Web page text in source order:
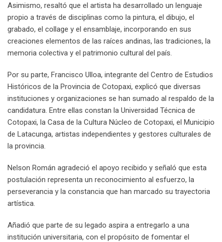
Asimismo, resaltó que el artista ha desarrollado un lenguaje
propio a través de disciplinas como la pintura, el dibujo, el
grabado, el collage y el ensamblaje, incorporando en sus
creaciones elementos de las raíces andinas, las tradiciones, la
memoria colectiva y el patrimonio cultural del país.
Por su parte, Francisco Ulloa, integrante del Centro de Estudios
Históricos de la Provincia de Cotopaxi, explicó que diversas
instituciones y organizaciones se han sumado al respaldo de la
candidatura. Entre ellas constan la Universidad Técnica de
Cotopaxi, la Casa de la Cultura Núcleo de Cotopaxi, el Municipio
de Latacunga, artistas independientes y gestores culturales de
la provincia.
Nelson Román agradeció el apoyo recibido y señaló que esta
postulación representa un reconocimiento al esfuerzo, la
perseverancia y la constancia que han marcado su trayectoria
artística.
Añadió que parte de su legado aspira a entregarlo a una
institución universitaria, con el propósito de fomentar el